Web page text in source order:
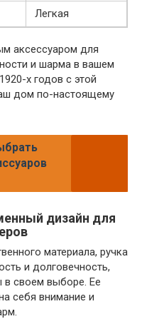
Легкая
аксессуаром для
и шарма в вашем
х годов с этой
дом по-настоящему
дизайн для
материала, ручка
и долговечность,
в своем выборе. Ее
себя внимание и